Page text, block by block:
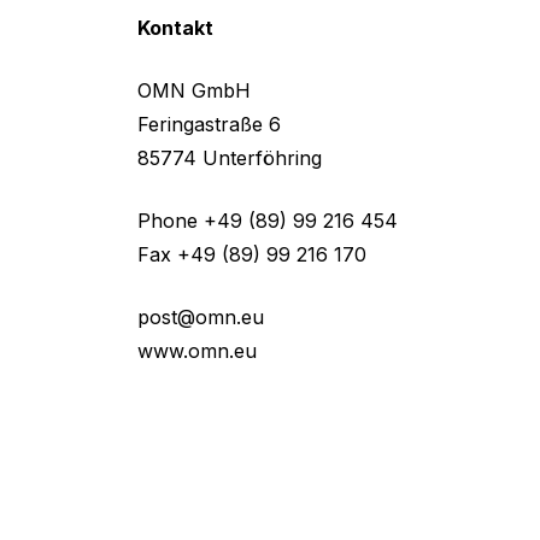
Kontakt
OMN GmbH
Feringastraße 6
85774 Unterföhring
Phone +49 (89) 99 216 454
Fax +49 (89) 99 216 170
post@omn.eu
www.omn.eu